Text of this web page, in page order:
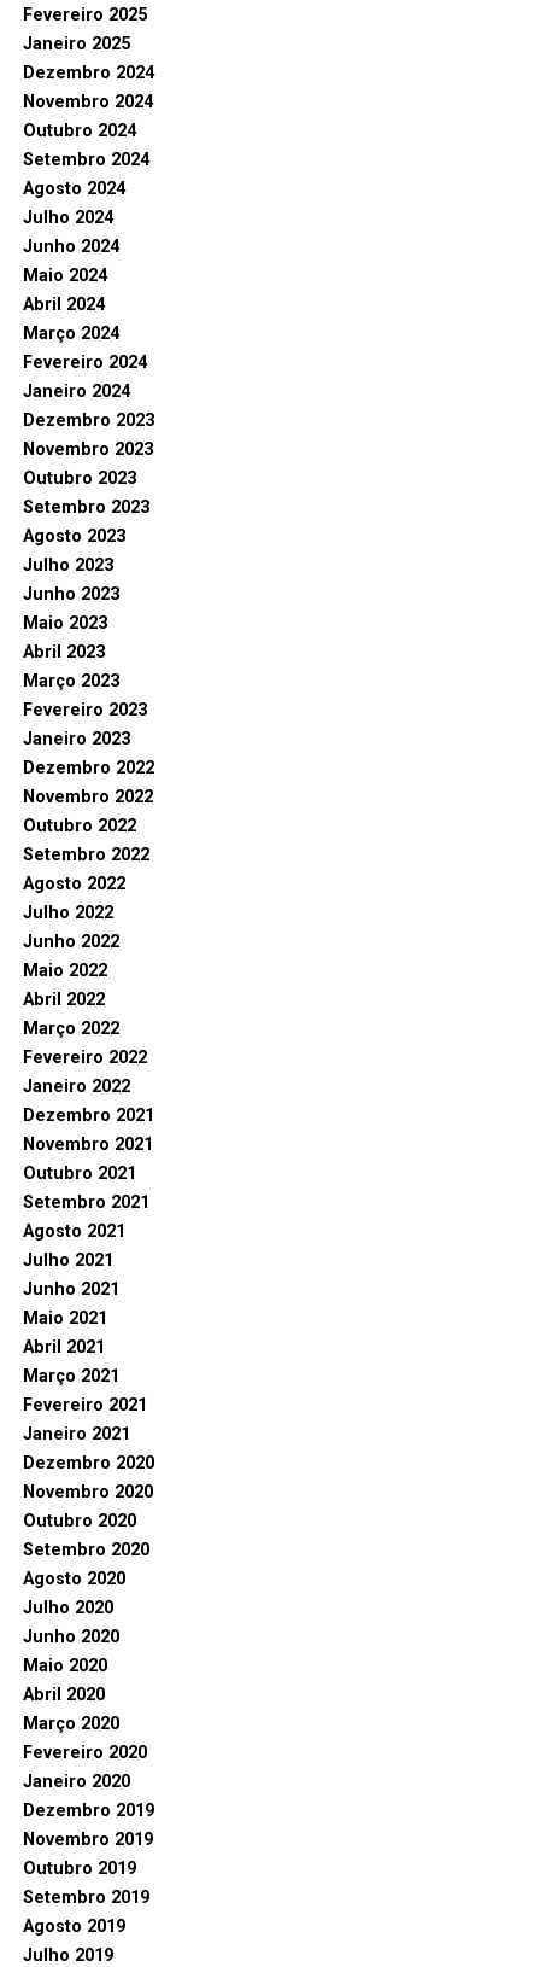
Fevereiro 2025
Janeiro 2025
Dezembro 2024
Novembro 2024
Outubro 2024
Setembro 2024
Agosto 2024
Julho 2024
Junho 2024
Maio 2024
Abril 2024
Março 2024
Fevereiro 2024
Janeiro 2024
Dezembro 2023
Novembro 2023
Outubro 2023
Setembro 2023
Agosto 2023
Julho 2023
Junho 2023
Maio 2023
Abril 2023
Março 2023
Fevereiro 2023
Janeiro 2023
Dezembro 2022
Novembro 2022
Outubro 2022
Setembro 2022
Agosto 2022
Julho 2022
Junho 2022
Maio 2022
Abril 2022
Março 2022
Fevereiro 2022
Janeiro 2022
Dezembro 2021
Novembro 2021
Outubro 2021
Setembro 2021
Agosto 2021
Julho 2021
Junho 2021
Maio 2021
Abril 2021
Março 2021
Fevereiro 2021
Janeiro 2021
Dezembro 2020
Novembro 2020
Outubro 2020
Setembro 2020
Agosto 2020
Julho 2020
Junho 2020
Maio 2020
Abril 2020
Março 2020
Fevereiro 2020
Janeiro 2020
Dezembro 2019
Novembro 2019
Outubro 2019
Setembro 2019
Agosto 2019
Julho 2019